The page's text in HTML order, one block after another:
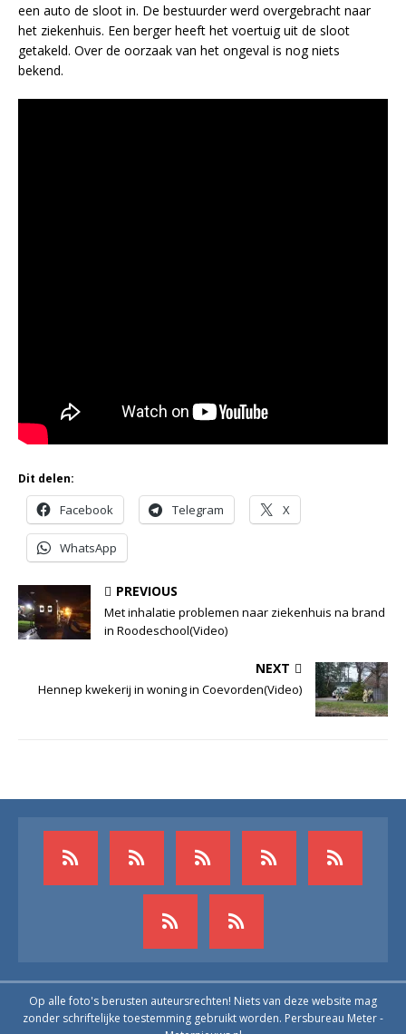
een auto de sloot in. De bestuurder werd overgebracht naar
het ziekenhuis. Een berger heeft het voertuig uit de sloot
getakeld. Over de oorzaak van het ongeval is nog niets
bekend.
Dit delen:
Facebook Telegram X
WhatsApp
PREVIOUS
Met inhalatie problemen naar ziekenhuis na brand
in Roodeschool(Video)
NEXT
Hennep kwekerij in woning in Coevorden(Video)
Op alle foto's berusten auteursrechten! Niets van deze website mag
zonder schriftelijke toestemming gebruikt worden. Persbureau Meter -